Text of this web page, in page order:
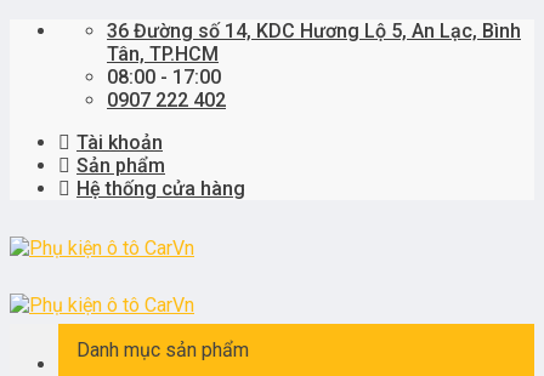
Skip
36 Đường số 14, KDC Hương Lộ 5, An Lạc, Bình
Tân, TP.HCM
08:00 - 17:00
0907 222 402
Tài khoản
Sản phẩm
Hệ thống cửa hàng
Danh mục sản phẩm